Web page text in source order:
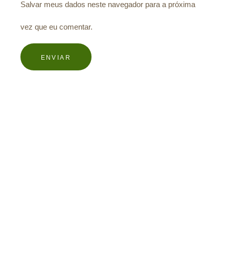
Salvar meus dados neste navegador para a próxima
vez que eu comentar.